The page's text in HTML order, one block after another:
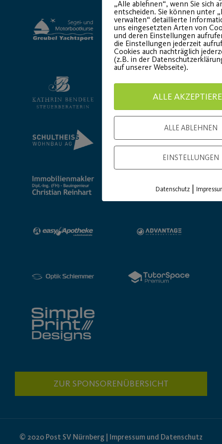
ZUR SPONSORENÜBERSICHT
© 2020 Post SV Nürnberg | Impressum und Datenschutz
„Alle ablehnen“, wenn Sie sich
entscheiden. Sie können unter
verwalten“ detaillierte
uns eingesetzten Arten von
und deren Einstellungen
die Einstellungen jederzeit
Cookies auch nachträglich
(z.B. in der
auf unserer Webseite).
ALLE
ALLE ABLEHNEN
EINSTELLUNGEN
Datenschutz |